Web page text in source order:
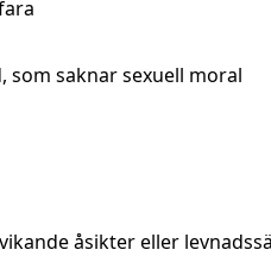
som saknar sexuell moral
åsikter eller